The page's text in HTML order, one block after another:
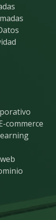
commerce